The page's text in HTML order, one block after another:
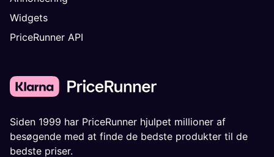
Widgets
PriceRunner API
Siden 1999 har PriceRunner hjulpet millioner af
besøgende med at finde de bedste produkter til de
bedste priser.